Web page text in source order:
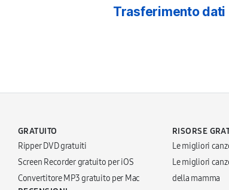
Trasferimento dati
GRATUITO
Ripper DVD gratuiti
Screen Recorder gratuito per iOS
Convertitore MP3 gratuito per Mac
RISORSE
Le migliori
Le migliori
della mamma